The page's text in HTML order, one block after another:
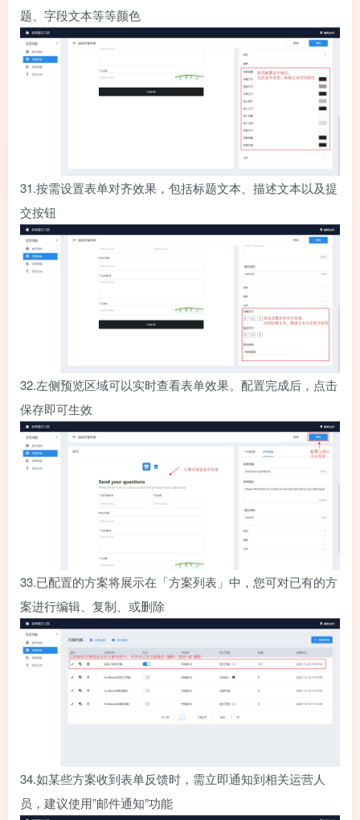
题、字段文本等等颜色
31.按需设置表单对齐效果，包括标题文本、描述文本以及提
交按钮
32.左侧预览区域可以实时查看表单效果。配置完成后，点击
保存即可生效
33.已配置的方案将展示在「方案列表」中，您可对已有的方
案进行编辑、复制、或删除
34.如某些方案收到表单反馈时，需立即通知到相关运营人
员，建议使用”邮件通知”功能